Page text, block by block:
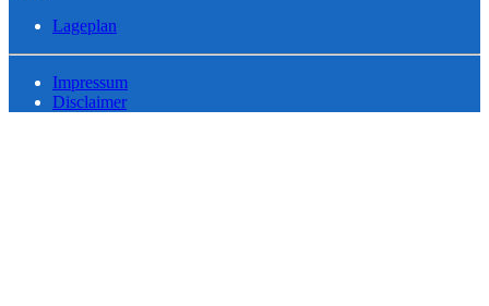
Lageplan
Impressum
Disclaimer